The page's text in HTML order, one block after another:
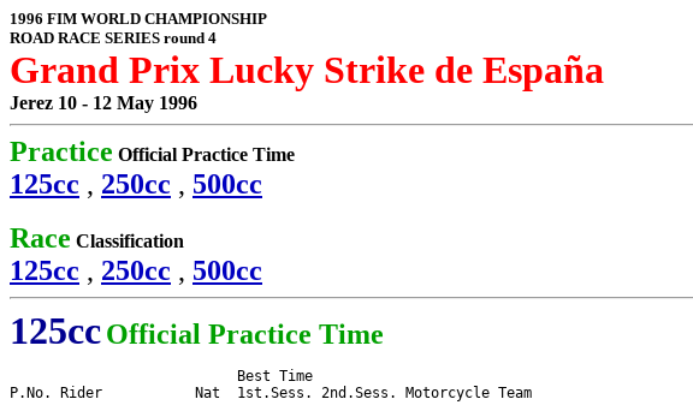
1996 FIM WORLD CHAMPIONSHIP
ROAD RACE SERIES round 4
Grand Prix Lucky Strike de España
Jerez 10 - 12 May 1996
Practice Official Practice Time
125cc , 250cc , 500cc
Race Classification
125cc , 250cc , 500cc
125ccOfficial Practice Time
                           Best Time
P.No. Rider           Nat  1st.Sess. 2nd.Sess. Motorcycle Team